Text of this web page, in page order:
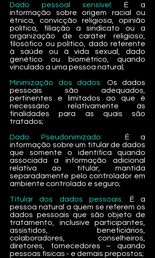
Dado pessoal sensível: É a
informação sobre origem racial ou
étnica, convicção religiosa, opinião
política, filiação a sindicato ou a
organização de caráter religioso,
filosófico ou político, dado referente
à saúde ou à vida sexual, dado
genético ou biométrico, quando
vinculado a uma pessoa natural;
Minimização dos dados: Os dados
pessoais são adequados,
pertinentes e limitados ao que é
necessário relativamente às
finalidades para as quais são
tratados;
Dado Pseudonimizado: É a
informação sobre um titular de dados
que somente o identifica quando
associada a informação adicional
relativa ao titular, mantida
separadamente pelo controlador em
ambiente controlado e seguro;
Titular dos dados pessoais: É a
pessoa natural a quem se referem os
dados pessoais que são objeto de
tratamento, inclusive participantes,
assistidos, beneficiários,
colaboradores, conselheiros,
diretores, fornecedores – quando
pessoas físicas - e demais prepostos;